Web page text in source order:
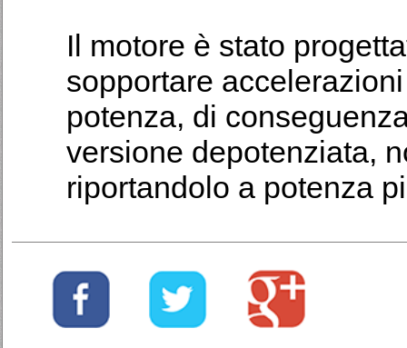
Il motore è stato
sopportare
potenza, di
versione depotenziata,
riportandolo a potenza